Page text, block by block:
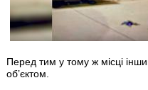
Перед тим у тому ж місці
об’єктом.